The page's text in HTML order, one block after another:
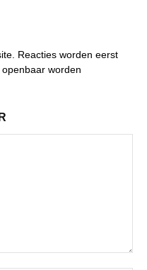
Reacties worden eerst
worden